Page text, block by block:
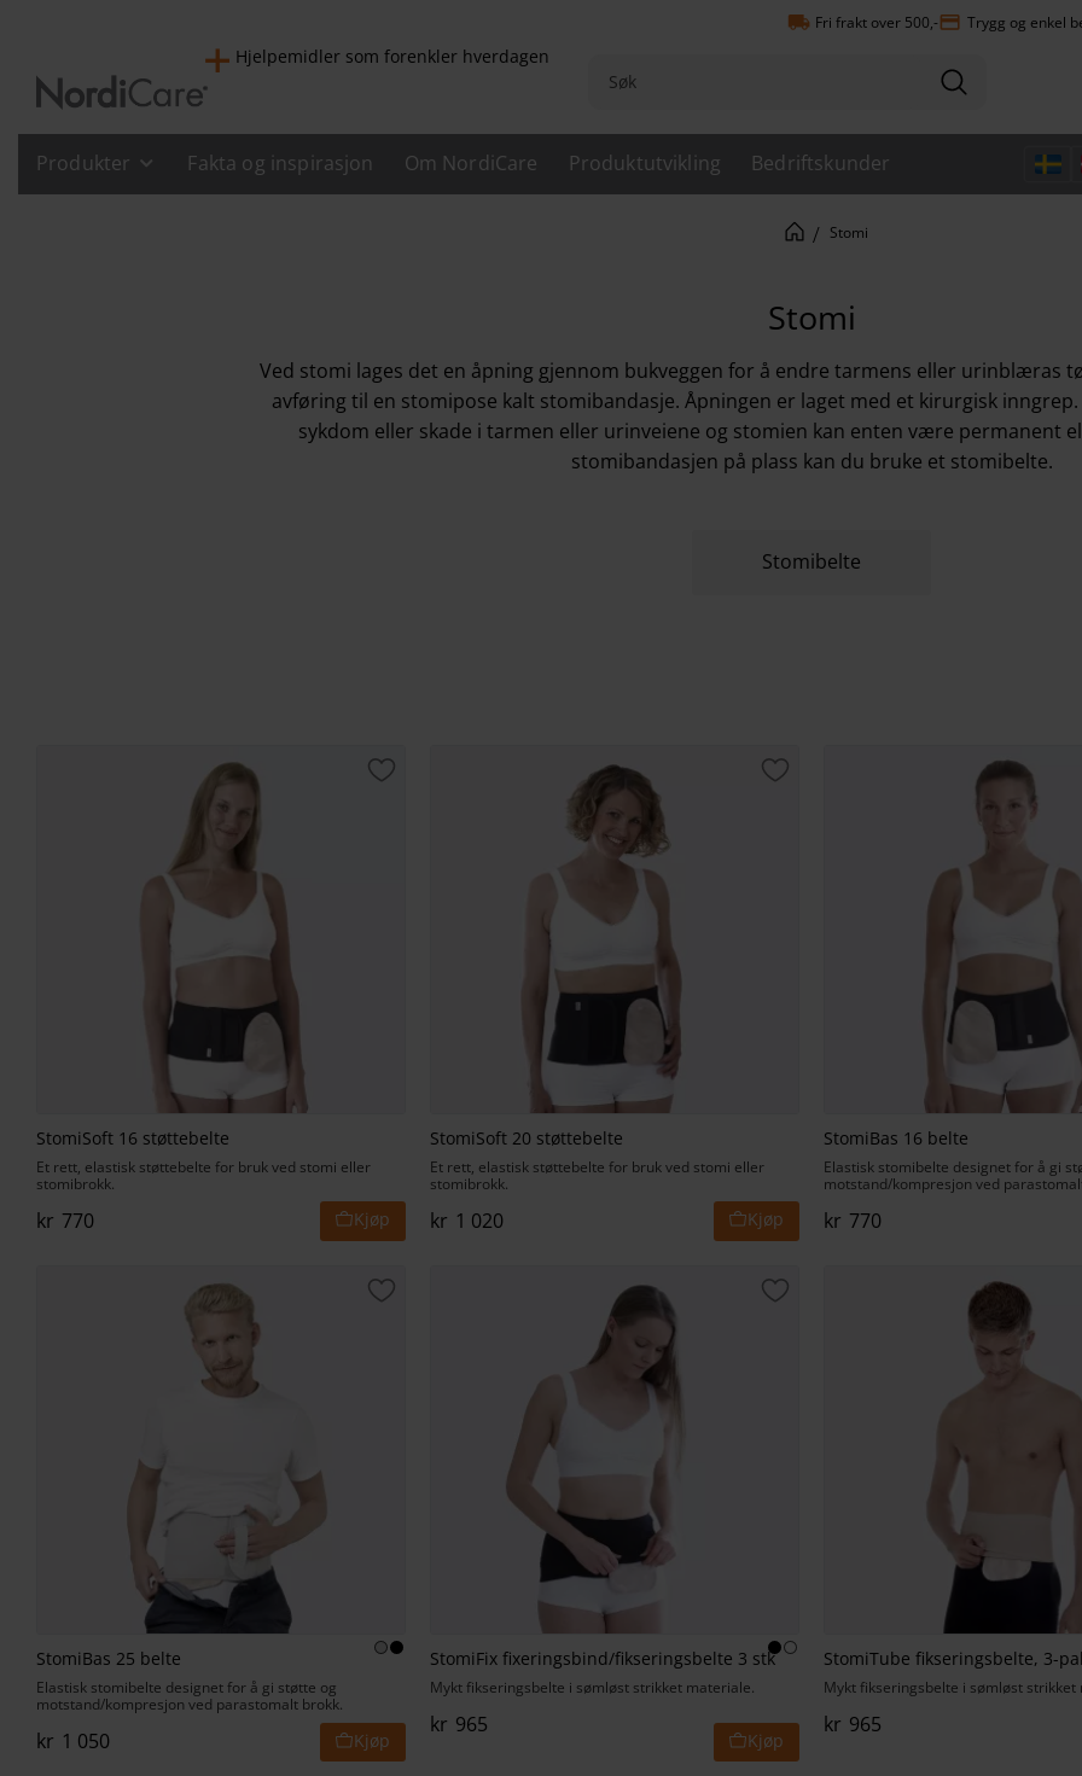
local_shipping Fri frakt over 500,-payment Trygg og enkel
Hjelpemidler som forenkler hverdagen
Produkter Fakta og inspirasjon Om NordiCare Produktutvikling Bedriftskunder
Stomi
Stomi
Ved stomi lages det en åpning gjennom bukveggen for å endre tarmens eller urinblæras
avføring til en stomipose kalt stomibandasje. Åpningen er laget med et kirurgisk
sykdom eller skade i tarmen eller urinveiene og stomien kan enten være permanent
stomibandasjen på plass kan du bruke et stomibelte.
Stomibelte
StomiSoft 16 støttebelte
Et rett, elastisk støttebelte for bruk ved stomi eller
stomibrokk.
kr 770
Lagre som favoritt
StomiSoft 20 støttebelte
Et rett, elastisk støttebelte for bruk ved stomi eller
stomibrokk.
kr 1 020
Lagre som favoritt
StomiBas 16 belte
Elastisk stomibelte designet for å gi
motstand/kompresjon ved
kr 770
StomiBas 25 belte
Elastisk stomibelte designet for å gi støtte og
motstand/kompresjon ved parastomalt brokk.
kr 1 050
Lagre som favoritt
StomiFix fixeringsbind/fikseringsbelte 3 stk
Mykt fikseringsbelte i sømløst strikket materiale.
kr 965
Lagre som favoritt
StomiTube fikseringsbelte, 3-
Mykt fikseringsbelte i sømløst strikket
kr 965